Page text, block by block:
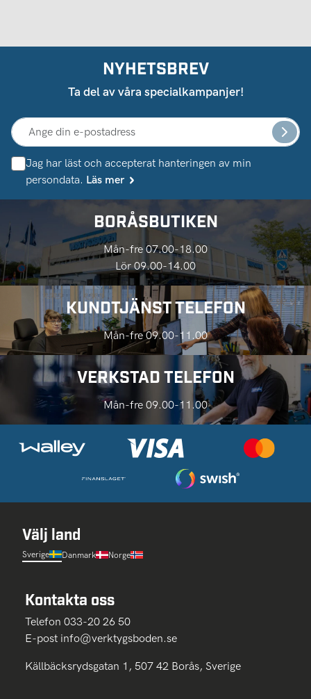
NYHETSBREV
Ta del av våra specialkampanjer!
Jag har läst och accepterat hanteringen av min
persondata. Läs mer
BORÅSBUTIKEN
Mån-fre 07.00-18.00
Lör 09.00-14.00
KUNDTJÄNST TELEFON
Mån-fre 09.00-11.00
VERKSTAD TELEFON
Mån-fre 09.00-11.00
Välj land
Sverige Danmark Norge
Kontakta oss
Telefon 033-20 26 50
E-post info@verktygsboden.se
Källbäcksrydsgatan 1, 507 42 Borås, Sverige